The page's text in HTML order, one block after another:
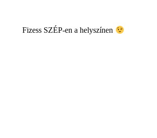
Fizess SZÉP-en a helyszínen